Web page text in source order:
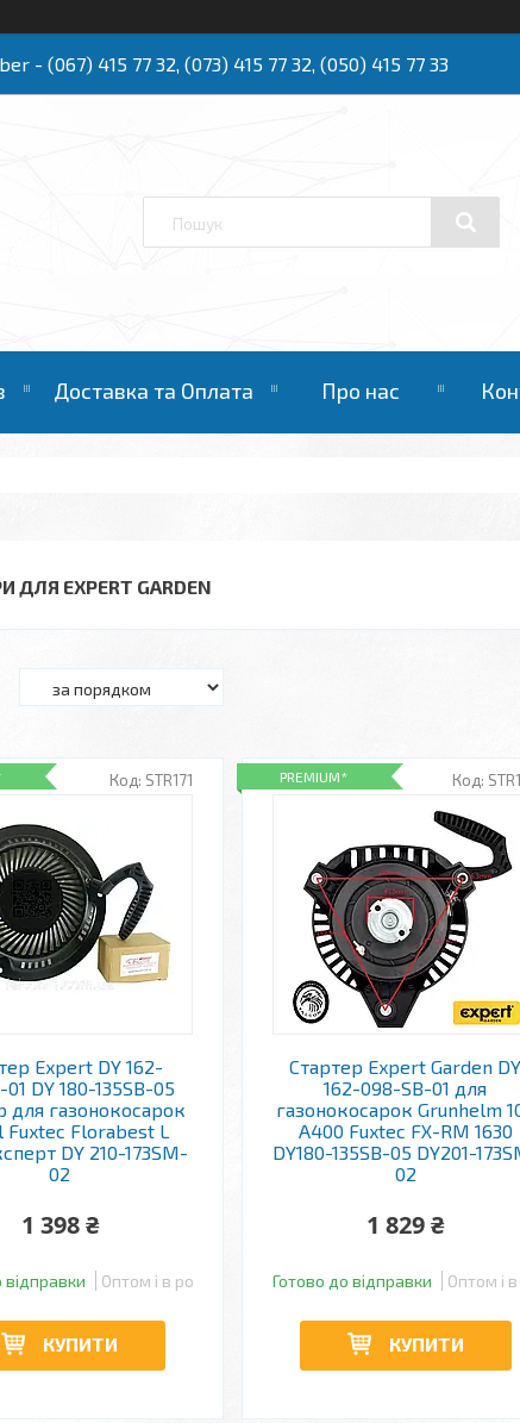
- (067) 415 77 32, (073) 415 77 32, (050) 415 77 33
Доставка та Оплата Про нас
ДЛЯ EXPERT GARDEN
STR171
Expert DY 162-
DY 180-135SB-05
для газонокосарок
Fuxtec Florabest L
DY 210-173SM-
02
1 398 ₴
відправки Оптом і в роздріб
КУПИТИ
PREMIUM*
Стартер Expert Garden DY
162-098-SB-01 для
газонокосарок Grunhelm
А400 Fuxtec FX-RM 1630
DY180-135SB-05 DY201-
02
1 829 ₴
Готово до відправки Оптом і в
КУПИТИ